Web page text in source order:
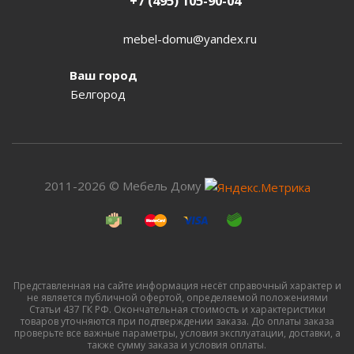
mebel-domu@yandex.ru
Ваш город
Белгород
2011-2026 © Мебель Дому
Представленная на сайте информация несёт справочный характер и
не является публичной офертой, определяемой положениями
Статьи 437 ГК РФ. Окончательная стоимость и характеристики
товаров уточняются при подтверждении заказа. До оплаты заказа
проверьте все важные параметры, условия эксплуатации, доставки, а
также сумму заказа и условия оплаты.